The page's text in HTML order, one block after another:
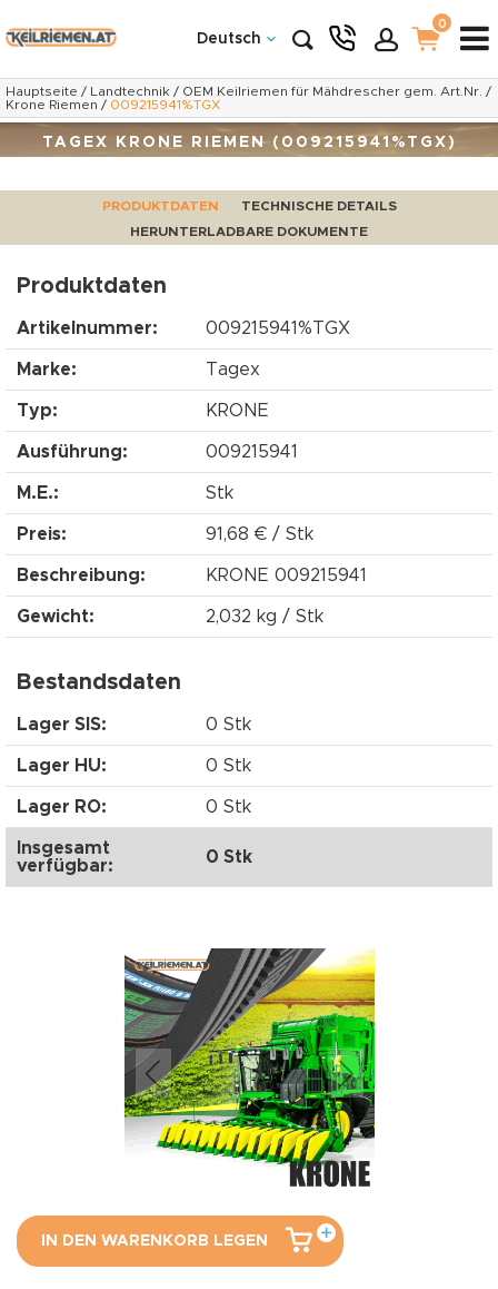
Deutsch
0
Hauptseite / Landtechnik / OEM Keilriemen für Mähdrescher gem. Art.Nr. /
Krone Riemen / 009215941%TGX
TAGEX KRONE RIEMEN (009215941%TGX)
PRODUKTDATEN
TECHNISCHE DETAILS
HERUNTERLADBARE DOKUMENTE
Produktdaten
Artikelnummer: 009215941%TGX
Marke: Tagex
Typ: KRONE
Ausführung: 009215941
M.E.: Stk
Preis: 91,68 € / Stk
Beschreibung: KRONE 009215941
Gewicht: 2,032 kg / Stk
Bestandsdaten
Lager SIS: 0 Stk
Lager HU: 0 Stk
Lager RO: 0 Stk
Insgesamt
verfügbar:
0 Stk
IN DEN WARENKORB LEGEN